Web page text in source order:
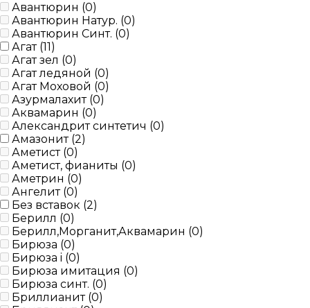
Авантюрин (0)
Авантюрин Натур. (0)
Авантюрин Синт. (0)
Агат (11)
Агат зел (0)
Агат ледяной (0)
Агат Моховой (0)
Азурмалахит (0)
Аквамарин (0)
Александрит синтетич (0)
Амазонит (2)
Аметист (0)
Аметист, фианиты (0)
Аметрин (0)
Ангелит (0)
Без вставок (2)
Берилл (0)
Берилл,Морганит,Аквамарин (0)
Бирюза (0)
Бирюза i (0)
Бирюза имитация (0)
Бирюза синт. (0)
Бриллианит (0)